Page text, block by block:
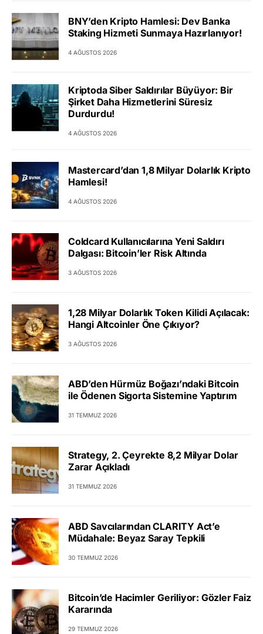
BNY’den Kripto Hamlesi: Dev Banka
Staking Hizmeti Sunmaya Hazırlanıyor!
4 AĞUSTOS 2026
Kriptoda Siber Saldırılar Büyüyor: Bir
Şirket Daha Hizmetlerini Süresiz
Durdurdu!
4 AĞUSTOS 2026
Mastercard’dan 1,8 Milyar Dolarlık Kripto
Hamlesi!
4 AĞUSTOS 2026
Coldcard Kullanıcılarına Yeni Saldırı
Dalgası: Bitcoin’ler Risk Altında
3 AĞUSTOS 2026
1,28 Milyar Dolarlık Token Kilidi Açılacak:
Hangi Altcoinler Öne Çıkıyor?
3 AĞUSTOS 2026
ABD’den Hürmüz Boğazı’ndaki Bitcoin
ile Ödenen Sigorta Sistemine Yaptırım
31 TEMMUZ 2026
Strategy, 2. Çeyrekte 8,2 Milyar Dolar
Zarar Açıkladı
31 TEMMUZ 2026
ABD Savcılarından CLARITY Act’e
Müdahale: Beyaz Saray Tepkili
30 TEMMUZ 2026
Bitcoin’de Hacimler Geriliyor: Gözler Faiz
Kararında
29 TEMMUZ 2026